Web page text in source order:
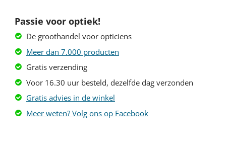
Passie voor optiek!
De groothandel voor opticiens
Meer dan 7.000 producten
Gratis verzending
Voor 16.30 uur besteld, dezelfde dag verzonden
Gratis advies in de winkel
Meer weten? Volg ons op Facebook